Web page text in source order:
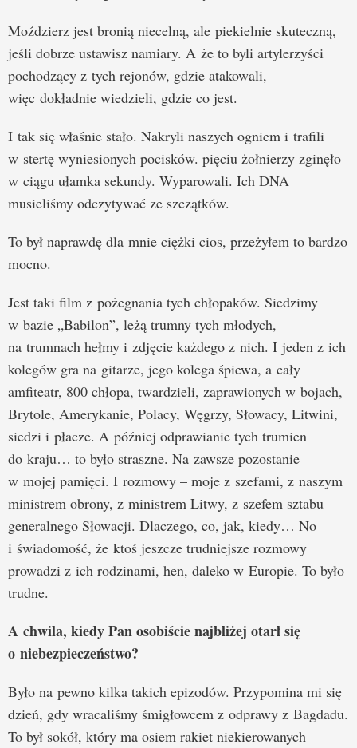
Moździerz jest bronią niecelną, ale piekielnie skuteczną,
jeśli dobrze ustawisz namiary. A że to byli artylerzyści
pochodzący z tych rejonów, gdzie atakowali,
więc dokładnie wiedzieli, gdzie co jest.
I tak się właśnie stało. Nakryli naszych ogniem i trafili
w stertę wyniesionych pocisków. pięciu żołnierzy zginęło
w ciągu ułamka sekundy. Wyparowali. Ich DNA
musieliśmy odczytywać ze szczątków.
To był naprawdę dla mnie ciężki cios, przeżyłem to bardzo
mocno.
Jest taki film z pożegnania tych chłopaków. Siedzimy
w bazie „Babilon”, leżą trumny tych młodych,
na trumnach hełmy i zdjęcie każdego z nich. I jeden z ich
kolegów gra na gitarze, jego kolega śpiewa, a cały
amfiteatr, 800 chłopa, twardzieli, zaprawionych w bojach,
Brytole, Amerykanie, Polacy, Węgrzy, Słowacy, Litwini,
siedzi i płacze. A później odprawianie tych trumien
do kraju… to było straszne. Na zawsze pozostanie
w mojej pamięci. I rozmowy – moje z szefami, z naszym
ministrem obrony, z ministrem Litwy, z szefem sztabu
generalnego Słowacji. Dlaczego, co, jak, kiedy… No
i świadomość, że ktoś jeszcze trudniejsze rozmowy
prowadzi z ich rodzinami, hen, daleko w Europie. To było
trudne.
A chwila, kiedy Pan osobiście najbliżej otarł się
o niebezpieczeństwo?
Było na pewno kilka takich epizodów. Przypomina mi się
dzień, gdy wracaliśmy śmigłowcem z odprawy z Bagdadu.
To był sokół, który ma osiem rakiet niekierowanych